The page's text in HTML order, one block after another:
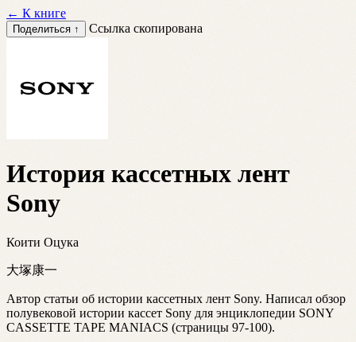
← К книге
Поделиться ↑ Ссылка скопирована
История кассетных лент
Sony
Коити Оцука
大塚康一
Автор статьи об истории кассетных лент Sony. Написал обзор
полувековой истории кассет Sony для энциклопедии SONY
CASSETTE TAPE MANIACS (страницы 97-100).